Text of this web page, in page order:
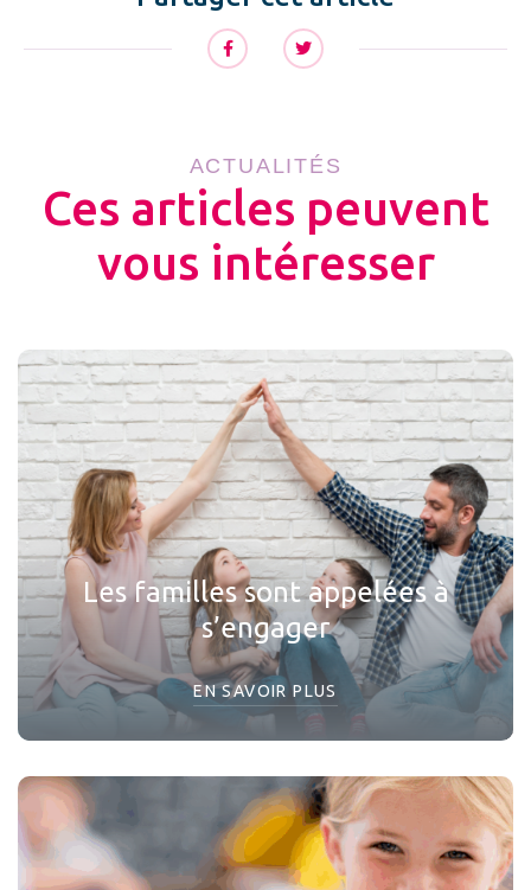
ACTUALITÉS
Ces articles peuvent
vous intéresser
Les familles sont appelées à
s’engager
EN SAVOIR PLUS